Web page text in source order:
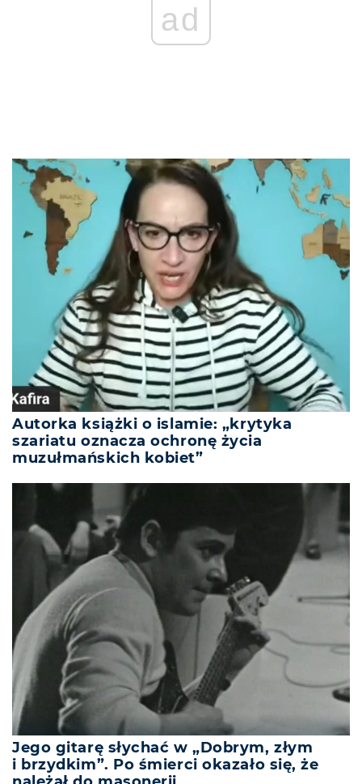
ad
Autorka książki o islamie: „krytyka
szariatu oznacza ochronę życia
muzułmańskich kobiet”
Jego gitarę słychać w „Dobrym, złym
i brzydkim”. Po śmierci okazało się, że